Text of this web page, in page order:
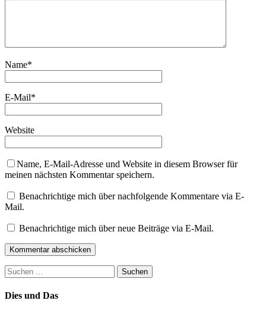
Name*
E-Mail*
Website
Name, E-Mail-Adresse und Website in diesem Browser für
meinen nächsten Kommentar speichern.
Benachrichtige mich über nachfolgende Kommentare via E-
Mail.
Benachrichtige mich über neue Beiträge via E-Mail.
Suchen
nach:
Dies und Das